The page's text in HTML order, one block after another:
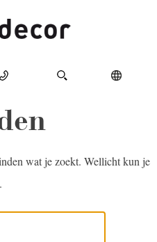
wat je zoekt. Wellicht kun je